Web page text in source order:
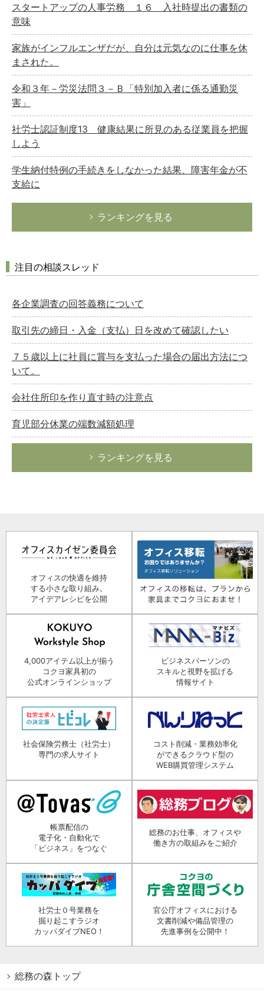
スタートアップの人事労務 １６ 入社時提出の書類の
意味
家族がインフルエンザだが、自分は元気なのに仕事を休
まされた。
令和３年－労災法問３－Ｂ「特別加入者に係る通勤災
害」
社労士認証制度13 健康結果に所見のある従業員を把握
しよう
学生納付特例の手続きをしなかった結果、障害年金が不
支給に
ランキングを見る
注目の相談スレッド
各企業調査の回答義務について
取引先の締日・入金（支払）日を改めて確認したい
７５歳以上に社員に賞与を支払った場合の届出方法につ
いて。
会社住所印を作り直す時の注意点
育児部分休業の端数減額処理
ランキングを見る
オフィスの快適を維持
する小さな取り組み。
アイデアレシピを公開
4,000アイテム以上が揃う
コクヨ家具初の
公式オンラインショップ
ビジネスパーソンの
スキルと視野を拡げる
情報サイト
社会保険労務士（社労士）
専門の求人サイト
コスト削減・業務効率化
ができるクラウド型の
WEB購買管理システム
帳票配信の
電子化・自動化で
「ビジネス」をつなぐ
総務のお仕事、オフィスや
働き方の取組みをご紹介
社労士０号業務を
掘り起こすラジオ
カッパダイブNEO！
官公庁オフィスにおける
文書削減や備品管理の
先進事例を公開中！
総務の森トップ